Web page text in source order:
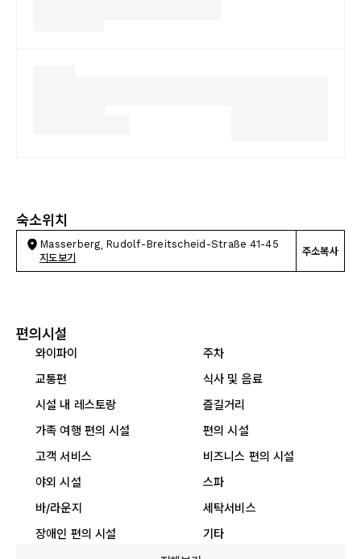
숙소위치
Masserberg, Rudolf-Breitscheid-Straße 41-45
지도보기
주소복사
편의시설
와이파이
주차
교통편
식사 및 음료
시설 내 레스토랑
즐길거리
가족 여행 편의 시설
편의 시설
고객 서비스
비즈니스 편의 시설
야외 시설
스파
바/라운지
세탁서비스
장애인 편의 시설
기타